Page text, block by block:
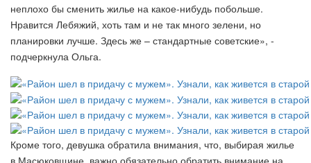
неплохо бы сменить жилье на какое-нибудь побольше.
Нравится Лебяжий, хоть там и не так много зелени, но
планировки лучше. Здесь же – стандартные советские», -
подчеркнула Ольга.
Кроме того, девушка обратила внимания, что, выбирая жилье